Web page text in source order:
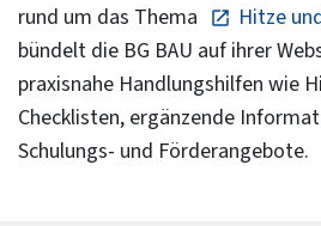
rund um das Thema
Hitze
bündelt die BG BAU auf ihrer
praxisnahe Handlungshilfen wie
Checklisten, ergänzende
Schulungs- und Förderangebote.